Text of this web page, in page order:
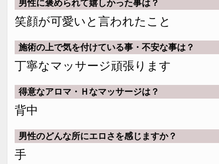
男性に褒められて嬉しかった事は？
笑顔が可愛いと言われたこと
施術の上で気を付けている事・不安な事は？
丁寧なマッサージ頑張ります
得意なアロマ・Ｈなマッサージは？
背中
男性のどんな所にエロさを感じますか？
手